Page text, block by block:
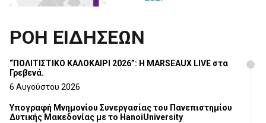
ΡΟΗ ΕΙΔΗΣΕΩΝ
“ΠΟΛΙΤΙΣΤΙΚΟ ΚΑΛΟΚΑΙΡΙ 2026”: Η MARSEAUX LIVE στα
Γρεβενά.
6 Αυγούστου 2026
Υπογραφή Μνημονίου Συνεργασίας του Πανεπιστημίου
Δυτικής Μακεδονίας με το HanoiUniversity